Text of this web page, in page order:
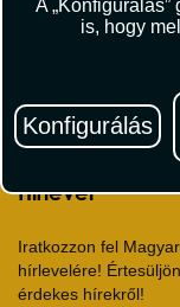
A
is, hogy
Konfigurálás
Utazási Csomag
Útlemondás-
Repülőjegy
Adatvédelem
Impresszum
Hírlevél
Iratkozzon fel
hírlevelére!
érdekes hírekről!